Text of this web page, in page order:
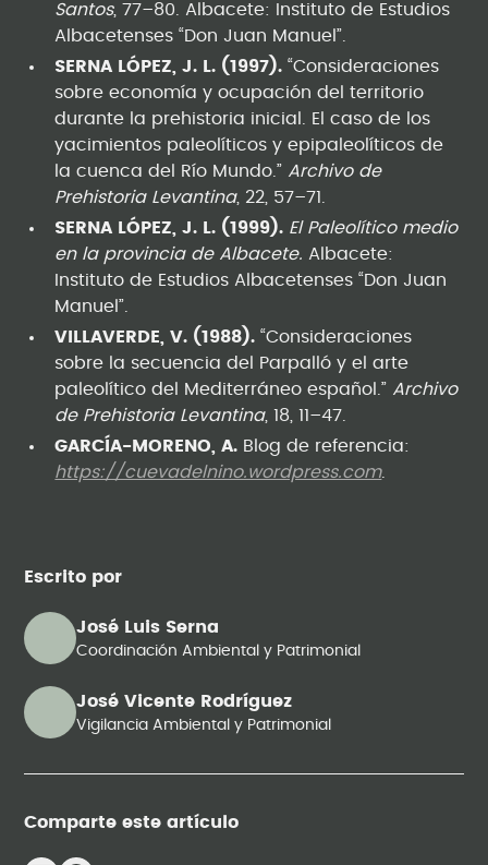
Escrito por
José Luis Serna
Coordinación Ambiental y Patrimonial
José Vicente Rodríguez
Vigilancia Ambiental y Patrimonial
Comparte este artículo
Santos, 77–80. Albacete: Instituto de Estudios
Albacetenses “Don Juan Manuel”.
SERNA LÓPEZ, J. L. (1997). “Consideraciones
sobre economía y ocupación del territorio
durante la prehistoria inicial. El caso de los
yacimientos paleolíticos y epipaleolíticos de
la cuenca del Río Mundo.” Archivo de
Prehistoria Levantina, 22, 57–71.
SERNA LÓPEZ, J. L. (1999). El Paleolítico medio
en la provincia de Albacete. Albacete:
Instituto de Estudios Albacetenses “Don Juan
Manuel”.
VILLAVERDE, V. (1988). “Consideraciones
sobre la secuencia del Parpalló y el arte
paleolítico del Mediterráneo español.” Archivo
de Prehistoria Levantina, 18, 11–47.
GARCÍA-MORENO, A. Blog de referencia:
https://cuevadelnino.wordpress.com.